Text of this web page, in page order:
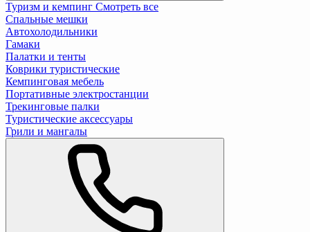
Туризм и кемпинг Смотреть все
Спальные мешки
Автохолодильники
Гамаки
Палатки и тенты
Коврики туристические
Кемпинговая мебель
Портативные электростанции
Трекинговые палки
Туристические аксессуары
Грили и мангалы